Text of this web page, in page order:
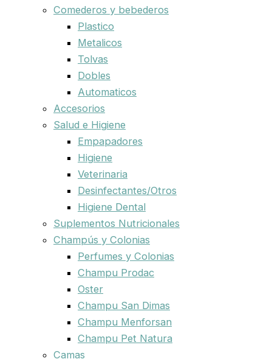
Comederos y bebederos
Plastico
Metalicos
Tolvas
Dobles
Automaticos
Accesorios
Salud e Higiene
Empapadores
Higiene
Veterinaria
Desinfectantes/Otros
Higiene Dental
Suplementos Nutricionales
Champús y Colonias
Perfumes y Colonias
Champu Prodac
Oster
Champu San Dimas
Champu Menforsan
Champu Pet Natura
Camas